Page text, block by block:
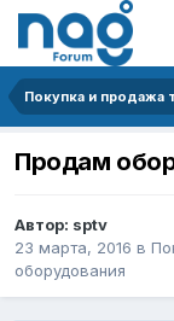
Продам
Автор: sptv
23 марта, 2016 в
оборудования